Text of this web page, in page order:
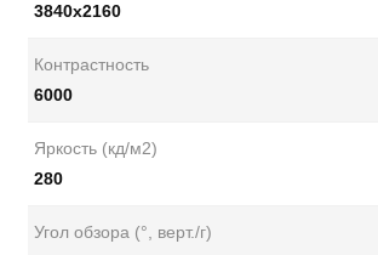
3840x2160
Контрастность
6000
Яркость (кд/м2)
280
Угол обзора (°, верт./г)